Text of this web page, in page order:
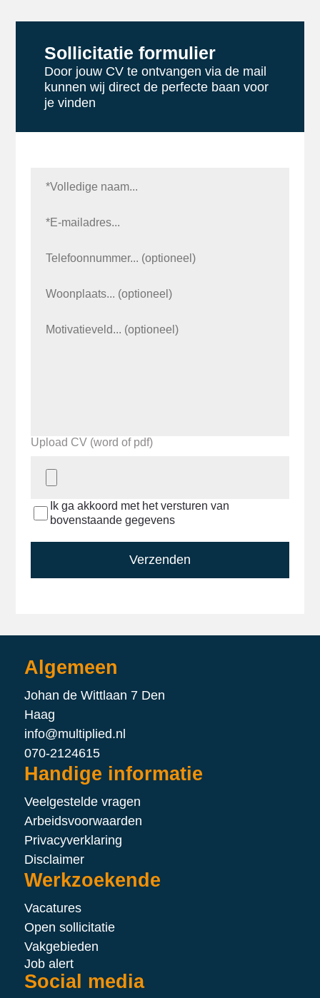
Sollicitatie formulier
Door jouw CV te ontvangen via de mail
kunnen wij direct de perfecte baan voor
je vinden
Upload CV (word of pdf)
Ik ga akkoord met het versturen van
bovenstaande gegevens
Verzenden
Algemeen
Johan de Wittlaan 7 Den
Haag
info@multiplied.nl
070-2124615
Handige informatie
Veelgestelde vragen
Arbeidsvoorwaarden
Privacyverklaring
Disclaimer
Werkzoekende
Vacatures
Open sollicitatie
Vakgebieden
Job alert
Social media